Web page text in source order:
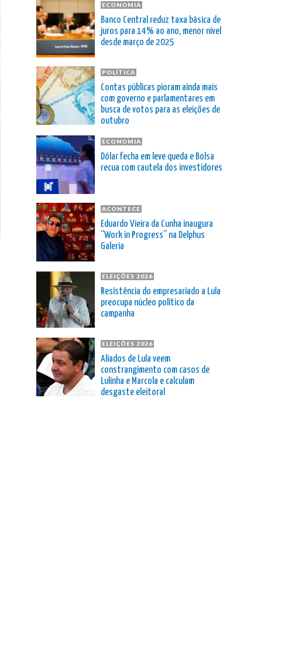
ECONOMIA
Banco Central reduz taxa básica de
juros para 14% ao ano, menor nível
desde março de 2025
POLÍTICA
Contas públicas pioram ainda mais
com governo e parlamentares em
busca de votos para as eleições de
outubro
ECONOMIA
Dólar fecha em leve queda e Bolsa
recua com cautela dos investidores
ACONTECE
Eduardo Vieira da Cunha inaugura
“Work in Progress” na Delphus
Galeria
ELEIÇÕES 2026
Resistência do empresariado a Lula
preocupa núcleo político da
campanha
ELEIÇÕES 2026
Aliados de Lula veem
constrangimento com casos de
Lulinha e Marcola e calculam
desgaste eleitoral